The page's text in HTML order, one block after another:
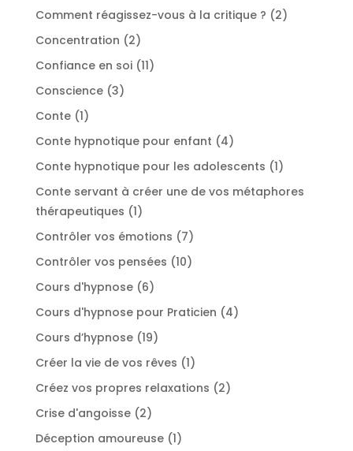
produit
Comment réagissez-vous à la critique ? 22
Concentration 22
produits
Confiance en soi 1111
Conscience 33
Conte 11
produit
Conte hypnotique pour enfant 44
produits
Conte hypnotique pour les adolescents 11
produit
Conte servant à créer une de vos métaphores
thérapeutiques 11
produit
Contrôler vos émotions 77
produits
Contrôler vos pensées 1010
Cours d'hypnose 66
produits
Cours d'hypnose pour Praticien 44
Cours d’hypnose 1919
produits
Créer la vie de vos rêves 11
produit
Créez vos propres relaxations 22
Crise d'angoisse 22
produits
Déception amoureuse 11